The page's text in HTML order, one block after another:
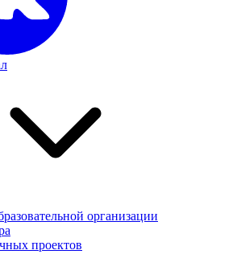
организации
проектов